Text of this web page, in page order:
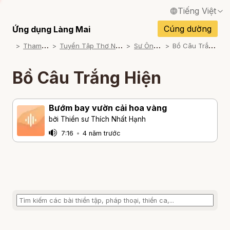
Tiếng Việt
English / Tiếng Anh
Français / Tiếng Pháp
Español / Tiếng Tây Ban Nha
Deutsch / Tiếng Đức
Italiano / Tiếng Ý
Português / Tiếng Bồ Đào Nha
Ứng dụng Làng Mai
Cúng dường
T
ham khảo T
uyển Tập Thơ Nhất Hạnh S
ư Ông Đọc B
ồ Câu Trắng Hiện
Bồ Câu Trắng Hiện
Bướm bay vườn cải hoa vàng
bởi Thiền sư Thích Nhất Hạnh
7:16 • 4 năm trước